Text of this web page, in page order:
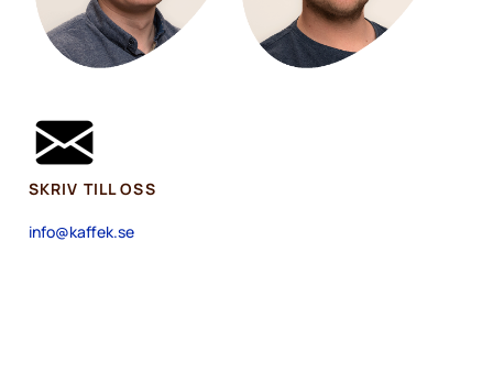
SKRIV TILL OSS
info@kaffek.se